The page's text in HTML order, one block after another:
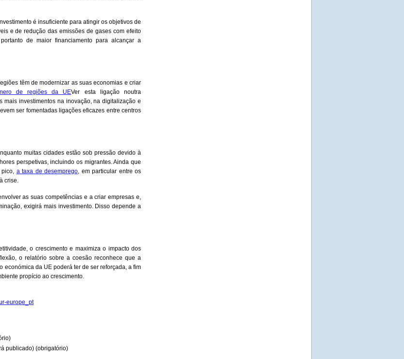
é insuficiente para atingir os objetivos de
e de redução das emissões de gases com efeito
de maior financiamento para alcançar a
têm de modernizar as suas economias e criar
de regiões da UEVer esta ligação noutra
mais investimentos na inovação, na digitalização e
ser fomentadas ligações eficazes entre centros
muitas cidades estão sob pressão devido à
perspetivas, incluindo os migrantes. Ainda que
a taxa de desemprego, em particular entre os
crise.
as suas competências e a criar empresas e,
exigirá mais investimento. Disso depende a
o crescimento e maximiza o impacto dos
o relatório sobre a coesão reconhece que a
da UE poderá ter de ser reforçada, a fim
propício ao crescimento.
europe_pt
publicado) (obrigatório)